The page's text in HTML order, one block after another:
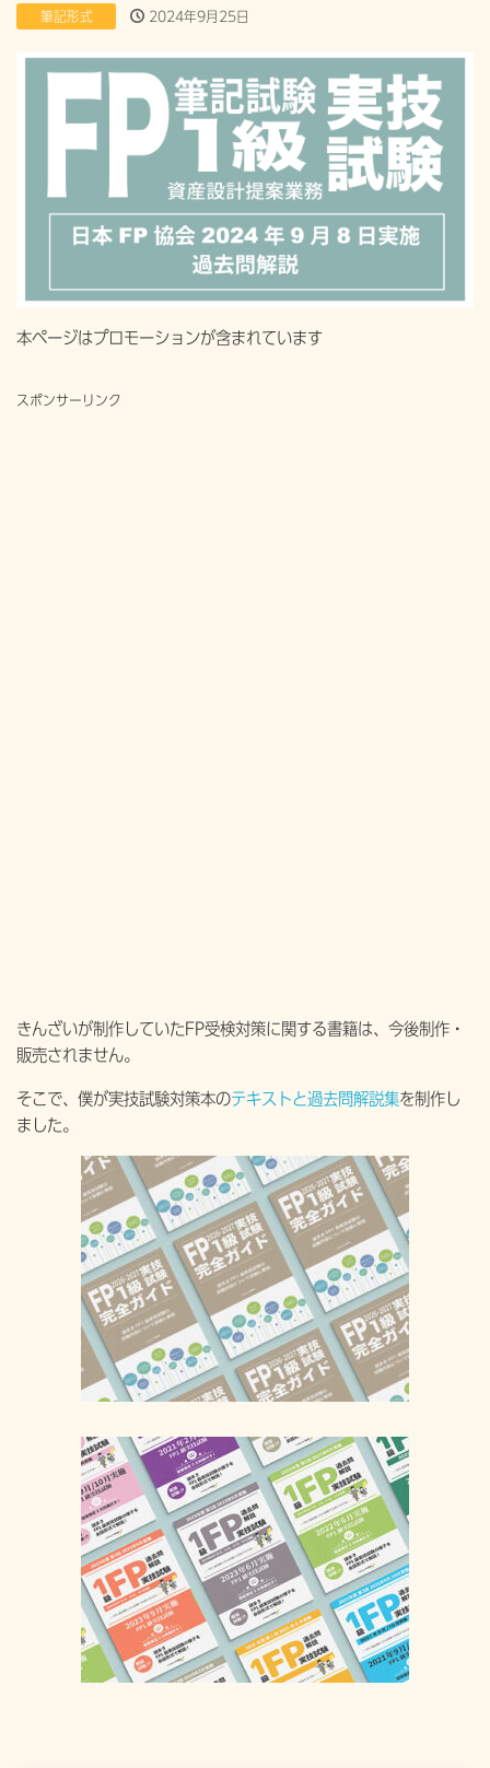
筆記形式 2024年9月25日
本ページはプロモーションが含まれています
スポンサーリンク
きんざいが制作していたFP受検対策に関する書籍は、今後制作・
販売されません。
そこで、僕が実技試験対策本のテキストと過去問解説集を制作し
ました。